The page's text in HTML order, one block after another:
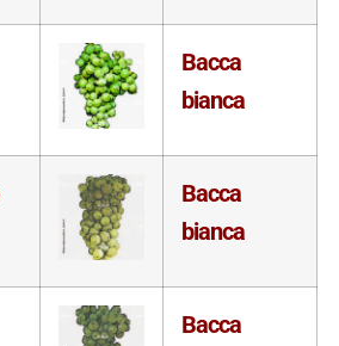
Bacca
bianca
Bacca
bianca
Bacca